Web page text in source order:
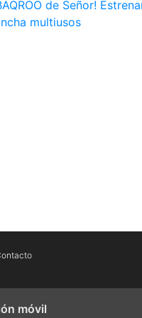
de Señor!
multiusos
móvil